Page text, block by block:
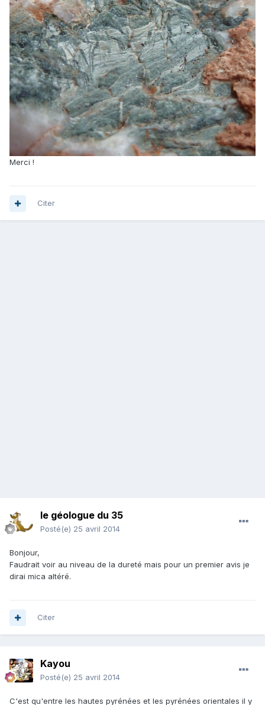
Merci !
Citer
le géologue du 35
Posté(e) 25 avril 2014
Bonjour,
Faudrait voir au niveau de la dureté mais pour un premier avis je
dirai mica altéré.
Citer
Kayou
Posté(e) 25 avril 2014
C'est qu'entre les hautes pyrénées et les pyrénées orientales il y